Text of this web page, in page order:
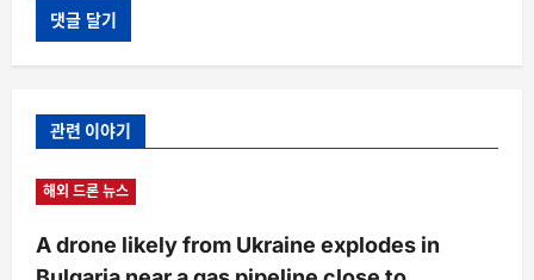
관련 이야기
해외 드론 뉴스
A drone likely from Ukraine explodes in